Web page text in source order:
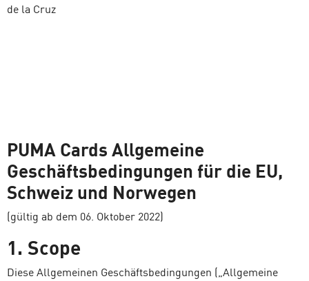
de la Cruz
PUMA Cards Allgemeine
Geschäftsbedingungen für die EU,
Schweiz und Norwegen
(gültig ab dem 06. Oktober 2022)
1. Scope
Diese Allgemeinen Geschäftsbedingungen („Allgemeine